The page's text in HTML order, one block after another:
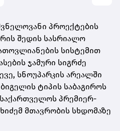
პროექტების
შედის სასრიალო
სისტემით
ჯამური სიგრძე
სნოუპარკის არეალში
ტიპის საბაგიროს
საქართველოს პრემიერ-
მთავრობის სხდომაზე